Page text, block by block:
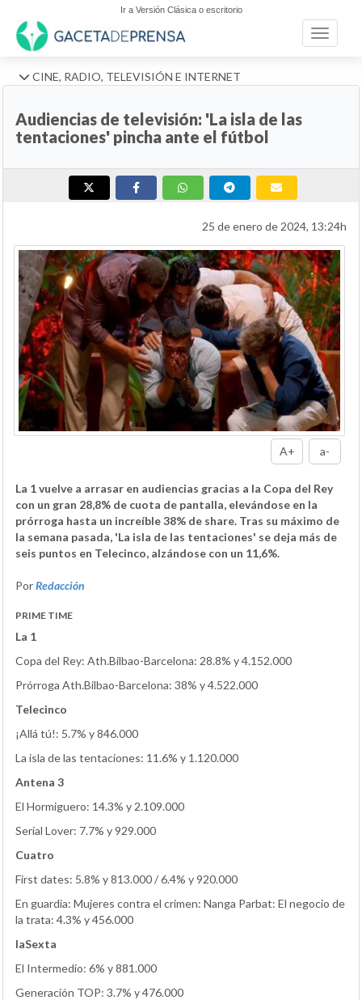
Ir a Versión Clásica o escritorio
Toggle
CINE, RADIO, TELEVISIÓN E INTERNET
Audiencias de televisión: 'La isla de las
tentaciones' pincha ante el fútbol
25 de enero de 2024, 13:24h
A+ a-
La 1 vuelve a arrasar en audiencias gracias a la Copa del Rey
con un gran 28,8% de cuota de pantalla, elevándose en la
prórroga hasta un increíble 38% de share. Tras su máximo de
la semana pasada, 'La isla de las tentaciones' se deja más de
seis puntos en Telecinco, alzándose con un 11,6%.
PorRedacción
PRIME TIME
La 1
Copa del Rey: Ath.Bilbao-Barcelona: 28.8% y 4.152.000
Prórroga Ath.Bilbao-Barcelona: 38% y 4.522.000
Telecinco
¡Allá tú!: 5.7% y 846.000
La isla de las tentaciones: 11.6% y 1.120.000
Antena 3
El Hormiguero: 14.3% y 2.109.000
Serial Lover: 7.7% y 929.000
Cuatro
First dates: 5.8% y 813.000 / 6.4% y 920.000
En guardia: Mujeres contra el crimen: Nanga Parbat: El negocio de
la trata: 4.3% y 456.000
laSexta
El Intermedio: 6% y 881.000
Generación TOP: 3.7% y 476.000